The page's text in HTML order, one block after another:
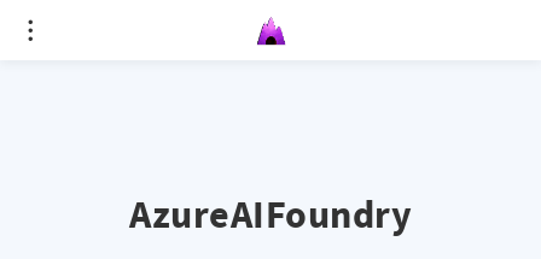
AzureAIFoundry